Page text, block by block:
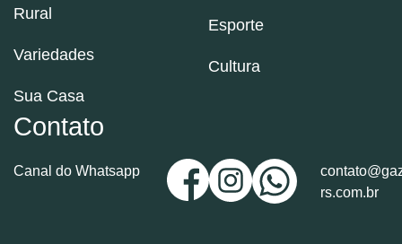
Rural
Variedades
Sua Casa
Esporte
Cultura
Contato
Canal do Whatsapp
rs.com.br